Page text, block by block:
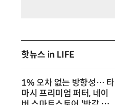
핫뉴스 in LIFE
1% 오차 없는 방향성… 타
마시 프리미엄 퍼터, 네이